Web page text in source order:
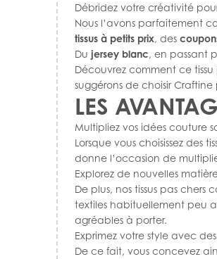
Débridez votre créativité
Nous l’avons parfaitement
tissus à petits prix, des
Du jersey blanc, en passant
Découvrez comment ce
suggérons de choisir Craftine
LES
Multipliez vos idées couture
Lorsque vous choisissez des
donne l’occasion de
Explorez de nouvelles
De plus, nos tissus pas
textiles habituellement peu
agréables à porter.
Exprimez votre style avec
De ce fait, vous concevez